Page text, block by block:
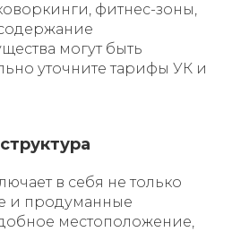
фитнес-зоны,
могут быть
уточните тарифы УК и
в себя не только
и продуманные
местоположение,